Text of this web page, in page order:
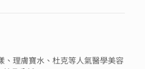
、理膚寶水、杜克等人氣醫學美容